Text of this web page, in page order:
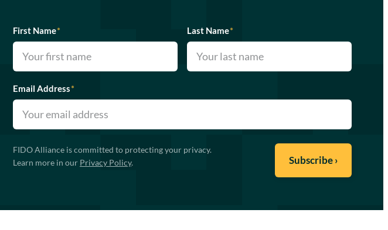
First Name* Last Name*
Email Address*
FIDO Alliance is committed to protecting your privacy.
Learn more in our Privacy Policy.